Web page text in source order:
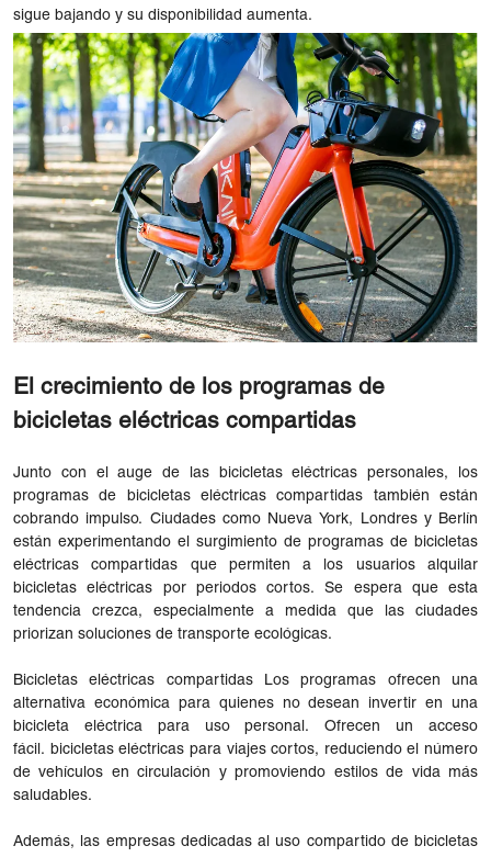
sigue bajando y su disponibilidad aumenta.
El crecimiento de los programas de
bicicletas eléctricas compartidas
Junto con el auge de las bicicletas eléctricas personales, los
programas de bicicletas eléctricas compartidas también están
cobrando impulso. Ciudades como Nueva York, Londres y Berlín
están experimentando el surgimiento de programas de bicicletas
eléctricas compartidas que permiten a los usuarios alquilar
bicicletas eléctricas por periodos cortos. Se espera que esta
tendencia crezca, especialmente a medida que las ciudades
priorizan soluciones de transporte ecológicas.
Bicicletas eléctricas compartidas Los programas ofrecen una
alternativa económica para quienes no desean invertir en una
bicicleta eléctrica para uso personal. Ofrecen un acceso
fácil. bicicletas eléctricas para viajes cortos, reduciendo el número
de vehículos en circulación y promoviendo estilos de vida más
saludables.
Además, las empresas dedicadas al uso compartido de bicicletas